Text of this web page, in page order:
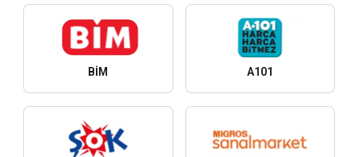
BİM A101